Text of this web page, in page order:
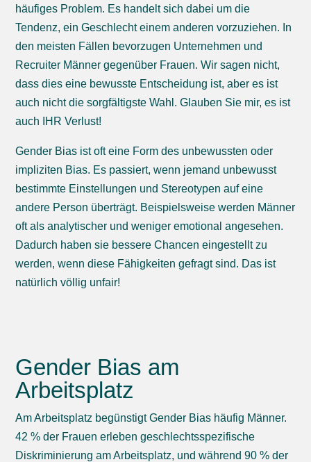
häufiges Problem. Es handelt sich dabei um die
Tendenz, ein Geschlecht einem anderen vorzuziehen. In
den meisten Fällen bevorzugen Unternehmen und
Recruiter Männer gegenüber Frauen. Wir sagen nicht,
dass dies eine bewusste Entscheidung ist, aber es ist
auch nicht die sorgfältigste Wahl. Glauben Sie mir, es ist
auch IHR Verlust!
Gender Bias ist oft eine Form des unbewussten oder
impliziten Bias. Es passiert, wenn jemand unbewusst
bestimmte Einstellungen und Stereotypen auf eine
andere Person überträgt. Beispielsweise werden Männer
oft als analytischer und weniger emotional angesehen.
Dadurch haben sie bessere Chancen eingestellt zu
werden, wenn diese Fähigkeiten gefragt sind. Das ist
natürlich völlig unfair!
Gender Bias am
Arbeitsplatz
Am Arbeitsplatz begünstigt Gender Bias häufig Männer.
42 % der Frauen erleben geschlechtsspezifische
Diskriminierung am Arbeitsplatz, und während 90 % der